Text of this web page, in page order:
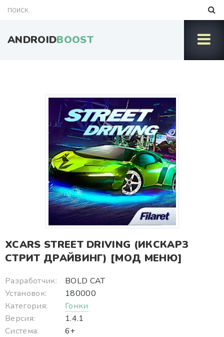
ANDROIDBOOST
XCARS STREET DRIVING (ИКСКАРЗ
СТРИТ ДРАЙВИНГ) [МОД МЕНЮ]
Разработчик:
BOLD CAT
Установок:
180000
Категория:
Гонки
Версия:
1.4.1
Система:
6+